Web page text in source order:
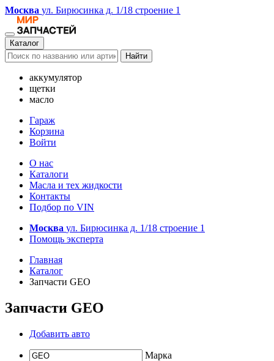
Москва ул. Бирюсинка д. 1/18 строение 1
Каталог
Найти
аккумулятор
щетки
масло
Гараж
Корзина
Войти
О нас
Каталоги
Масла и тех жидкости
Контакты
Подбор по VIN
Москва ул. Бирюсинка д. 1/18 строение 1
Помощь эксперта
Главная
Каталог
Запчасти GEO
Запчасти GEO
Добавить авто
Марка